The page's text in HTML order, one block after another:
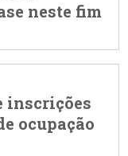
neste fim
inscrições
ocupação